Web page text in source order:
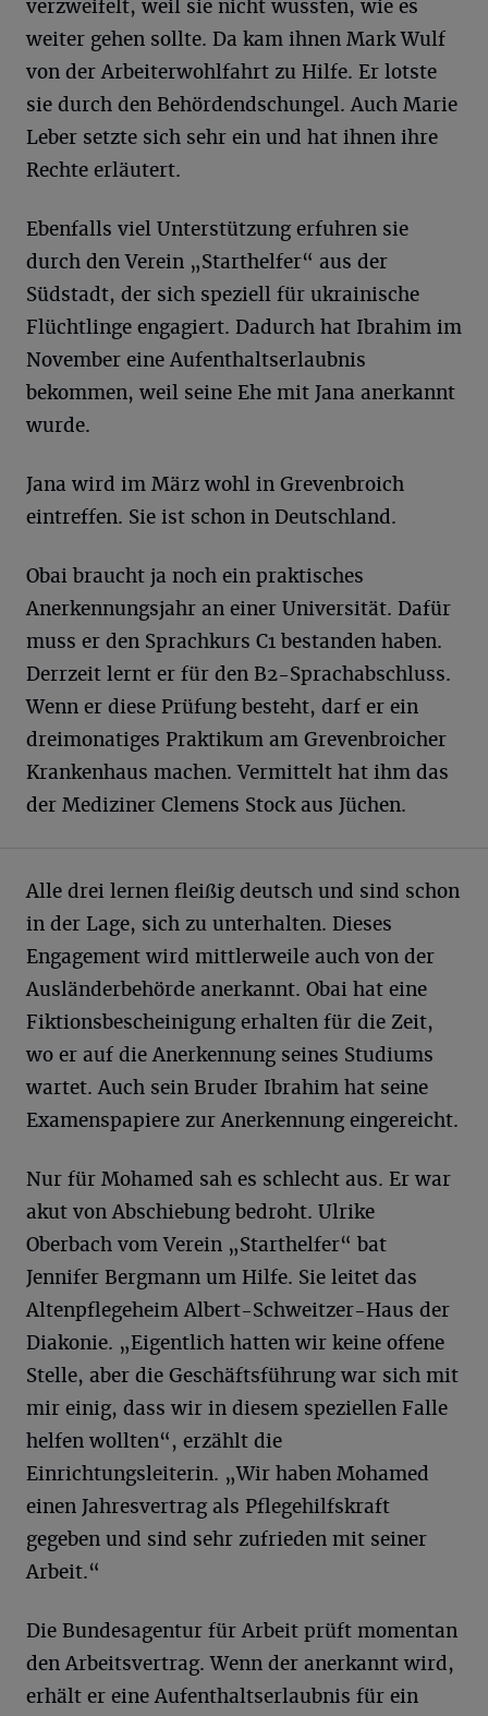
verzweifelt, weil sie nicht wussten, wie es
weiter gehen sollte. Da kam ihnen Mark Wulf
von der Arbeiterwohlfahrt zu Hilfe. Er lotste
sie durch den Behördendschungel. Auch Marie
Leber setzte sich sehr ein und hat ihnen ihre
Rechte erläutert.
Ebenfalls viel Unterstützung erfuhren sie
durch den Verein „Starthelfer“ aus der
Südstadt, der sich speziell für ukrainische
Flüchtlinge engagiert. Dadurch hat Ibrahim im
November eine Aufenthaltserlaubnis
bekommen, weil seine Ehe mit Jana anerkannt
wurde.
Jana wird im März wohl in Grevenbroich
eintreffen. Sie ist schon in Deutschland.
Obai braucht ja noch ein praktisches
Anerkennungsjahr an einer Universität. Dafür
muss er den Sprachkurs C1 bestanden haben.
Derrzeit lernt er für den B2-Sprachabschluss.
Wenn er diese Prüfung besteht, darf er ein
dreimonatiges Praktikum am Grevenbroicher
Krankenhaus machen. Vermittelt hat ihm das
der Mediziner Clemens Stock aus Jüchen.
Alle drei lernen fleißig deutsch und sind schon
in der Lage, sich zu unterhalten. Dieses
Engagement wird mittlerweile auch von der
Ausländerbehörde anerkannt. Obai hat eine
Fiktionsbescheinigung erhalten für die Zeit,
wo er auf die Anerkennung seines Studiums
wartet. Auch sein Bruder Ibrahim hat seine
Examenspapiere zur Anerkennung eingereicht.
Nur für Mohamed sah es schlecht aus. Er war
akut von Abschiebung bedroht. Ulrike
Oberbach vom Verein „Starthelfer“ bat
Jennifer Bergmann um Hilfe. Sie leitet das
Altenpflegeheim Albert-Schweitzer-Haus der
Diakonie. „Eigentlich hatten wir keine offene
Stelle, aber die Geschäftsführung war sich mit
mir einig, dass wir in diesem speziellen Falle
helfen wollten“, erzählt die
Einrichtungsleiterin. „Wir haben Mohamed
einen Jahresvertrag als Pflegehilfskraft
gegeben und sind sehr zufrieden mit seiner
Arbeit.“
Die Bundesagentur für Arbeit prüft momentan
den Arbeitsvertrag. Wenn der anerkannt wird,
erhält er eine Aufenthaltserlaubnis für ein